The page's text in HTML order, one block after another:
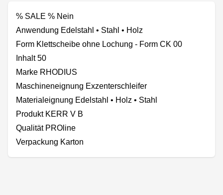
% SALE % Nein
Anwendung Edelstahl • Stahl • Holz
Form Klettscheibe ohne Lochung - Form CK 00
Inhalt 50
Marke RHODIUS
Maschineneignung Exzenterschleifer
Materialeignung Edelstahl • Holz • Stahl
Produkt KERR V B
Qualität PROline
Verpackung Karton